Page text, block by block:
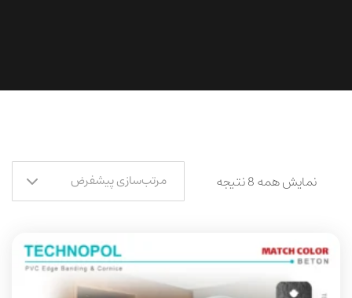
نمایش همه 8 نتیجه مرتب‌سازی پیشفرض